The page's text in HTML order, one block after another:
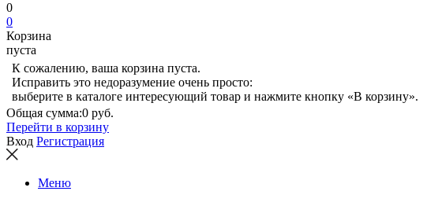
0
0
Корзина
пуста
К сожалению, ваша корзина пуста.
Исправить это недоразумение очень просто:
выберите в каталоге интересующий товар и нажмите кнопку «В корзину».
Общая сумма:0 руб.
Перейти в корзину
Вход Регистрация
Меню